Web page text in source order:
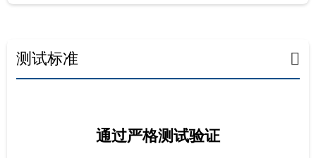
测试标准
通过严格测试验证